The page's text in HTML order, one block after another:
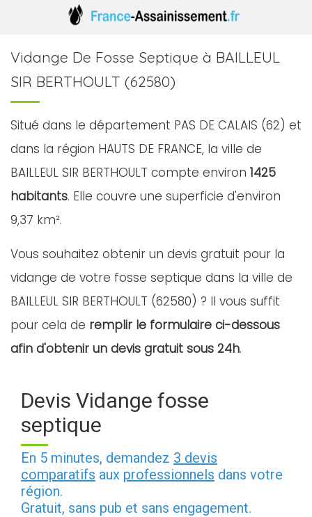
Vidange De Fosse Septique à BAILLEUL
SIR BERTHOULT (62580)
Situé dans le département PAS DE CALAIS (62) et
dans la région HAUTS DE FRANCE, la ville de
BAILLEUL SIR BERTHOULT compte environ 1425
habitants. Elle couvre une superficie d'environ
9,37 km².
Vous souhaitez obtenir un devis gratuit pour la
vidange de votre fosse septique dans la ville de
BAILLEUL SIR BERTHOULT (62580) ? Il vous suffit
pour cela de remplir le formulaire ci-dessous
afin d'obtenir un devis gratuit sous 24h.
Devis Vidange fosse
septique
En 5 minutes, demandez 3 devis
comparatifs aux professionnels dans votre
région.
Gratuit, sans pub et sans engagement.